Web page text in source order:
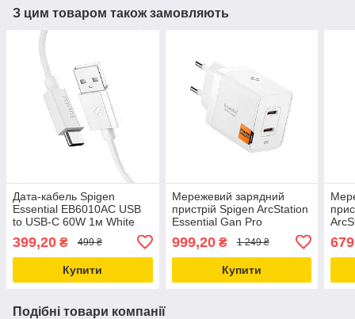
З цим товаром також замовляють
Дата-кабель Spigen
Essential EB6010AC USB
to USB-C 60W 1м White
399,20 ₴ 499 ₴
Купити
Мережевий зарядний
пристрій Spigen ArcStation
Essential Gan Pro
EE472EU 2-port 47W Type-
C White (ACH08707)
999,20₴ 1 249 ₴
Купити
Подібні товари компанії